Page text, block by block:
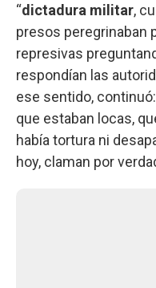
“dictadura militar,
presos peregrinaban
represivas
respondían las
ese sentido,
que estaban locas,
había tortura ni
hoy, claman por